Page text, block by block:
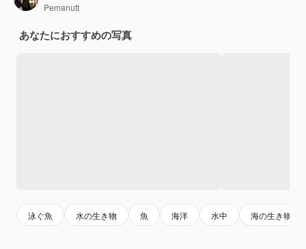
Pemanutt
あなたにおすすめの写真
泳ぐ魚 水の生き物 魚 海洋 水中 海の生き物